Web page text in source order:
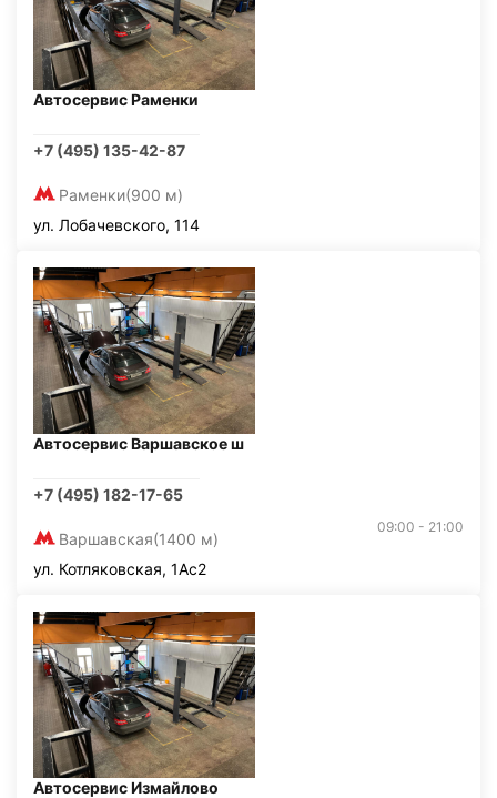
Автосервис Раменки
+7 (495) 135-42-87
Раменки(900 м)
ул. Лобачевского, 114
Автосервис Варшавское ш
+7 (495) 182-17-65
Варшавская(1400 м)
09:00 - 21:00
ул. Котляковская, 1Ас2
Автосервис Измайлово